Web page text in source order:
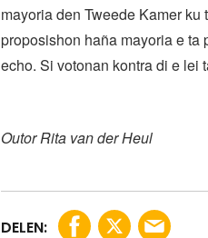
mayoria den Tweede Kamer
proposishon haña mayoria e ta
echo. Si votonan kontra di e lei
Outor Rita van der Heul
DELEN: